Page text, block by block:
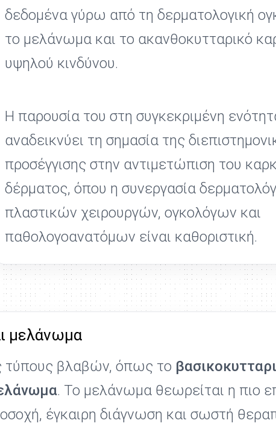
δεδομένα γύρω από τη δερματολογική
το μελάνωμα και το ακανθοκυτταρικό
υψηλού κινδύνου.
Η παρουσία του στη συγκεκριμένη
αναδεικνύει τη σημασία της
προσέγγισης στην αντιμετώπιση του
δέρματος, όπου η συνεργασία
πλαστικών χειρουργών, ογκολόγων και
παθολογοανατόμων είναι καθοριστική.
μελάνωμα
τύπους βλαβών, όπως το
. Το μελάνωμα θεωρείται η πιο
έγκαιρη διάγνωση και σωστή